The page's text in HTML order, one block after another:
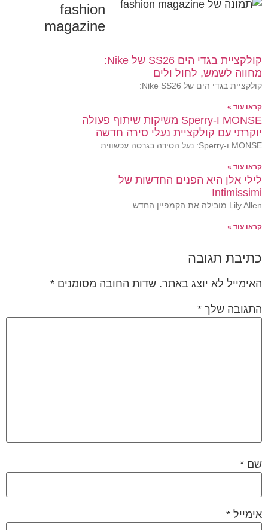
fashion
magazine
קולקציית בגדי הים SS26 של Nike:
מחווה לשמש, לחול ולים
קולקציית בגדי הים של Nike SS26:
קראו עוד »
MONSE ו-Sperry משיקות שיתוף פעולה
יוקרתי עם קולקציית נעלי סירה חדשה
MONSE ו-Sperry: נעל הסירה בגרסה עכשווית
קראו עוד »
לילי אלן היא הפנים החדשות של
Intimissimi
Lily Allen מובילה את הקמפיין החדש
קראו עוד »
כתיבת תגובה
האימייל לא יוצג באתר. שדות החובה מסומנים *
התגובה שלך *
שם *
אימייל *